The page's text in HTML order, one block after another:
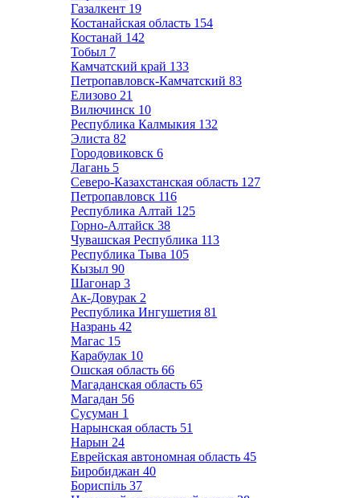
Газалкент 19
Костанайская область 154
Костанай 142
Тобыл 7
Камчатский край 133
Петропавловск-Камчатский 83
Елизово 21
Вилючинск 10
Республика Калмыкия 132
Элиста 82
Городовиковск 6
Лагань 5
Северо-Казахстанская область 127
Петропавловск 116
Республика Алтай 125
Горно-Алтайск 38
Чувашская Республика 113
Республика Тыва 105
Кызыл 90
Шагонар 3
Ак-Довурак 2
Республика Ингушетия 81
Назрань 42
Магас 15
Карабулак 10
Ошская область 66
Магаданская область 65
Магадан 56
Сусуман 1
Нарынская область 51
Нарын 24
Еврейская автономная область 45
Биробиджан 40
Бориспіль 37